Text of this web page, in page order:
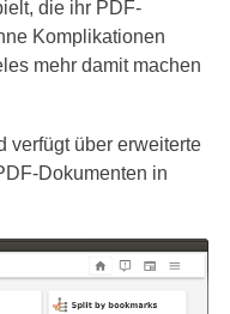
die ihr PDF-
Komplikationen
mehr damit machen
verfügt über erweiterte
Dokumenten in